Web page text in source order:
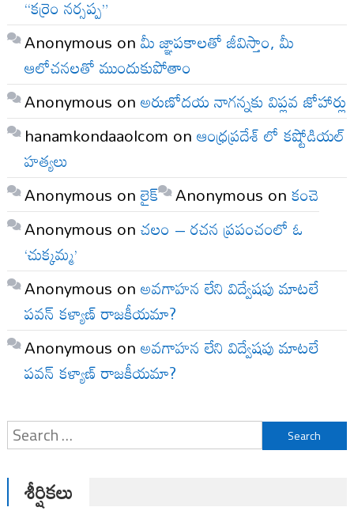
“కర్రెం నర్సప్ప”
Anonymous onమీ జ్ఞాపకాలతో జీవిస్తాం, మీ
ఆలోచనలతో ముందుకుపోతాం
Anonymous onఅరుణోదయ నాగన్నకు విప్లవ జోహార్లు
hanamkondaaolcom onఆంధ్రప్రదేశ్ లో కష్టోడియల్
హత్యలు
Anonymous onలైక్ Anonymous onకంచె
Anonymous onచలం – రచన ప్రపంచంలో ఓ
‘చుక్కమ్మ’
Anonymous onఅవగాహన లేని విద్వేషపు మాటలే
పవన్ కళ్యాణ్ రాజకీయమా?
Anonymous onఅవగాహన లేని విద్వేషపు మాటలే
పవన్ కళ్యాణ్ రాజకీయమా?
Search
for:
శీర్షికలు